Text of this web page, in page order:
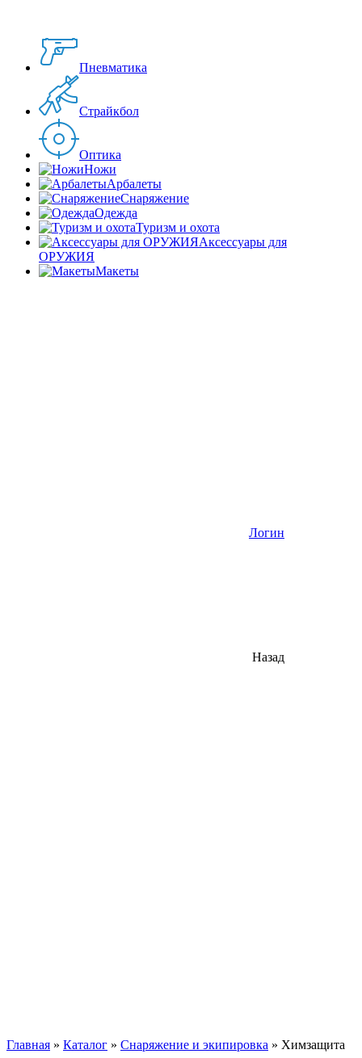
Пневматика
Страйкбол
Оптика
Ножи
Арбалеты
Снаряжение
Одежда
Туризм и охота
Аксессуары для
ОРУЖИЯ
Макеты
Логин
Назад
Главная » Каталог » Снаряжение и экипировка » Химзащита